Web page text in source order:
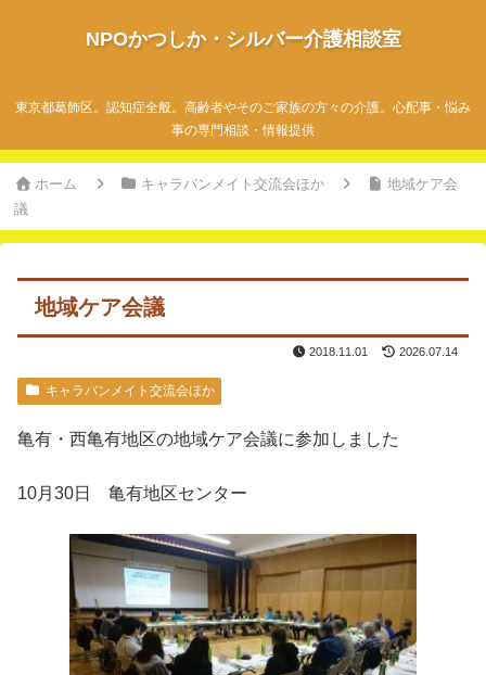
NPOかつしか・シルバー介護相談室
東京都葛飾区。認知症全般。高齢者やそのご家族の方々の介護。心配事・悩み
事の専門相談・情報提供
ホーム キャラバンメイト交流会ほか
地域ケア会
議
地域ケア会議
2018.11.01 2026.07.14
キャラバンメイト交流会ほか
亀有・西亀有地区の地域ケア会議に参加しました
10月30日 亀有地区センター